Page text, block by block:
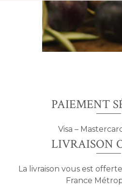
PAIEMENT
Visa –
LIVRAISON
La livraison vous est
France